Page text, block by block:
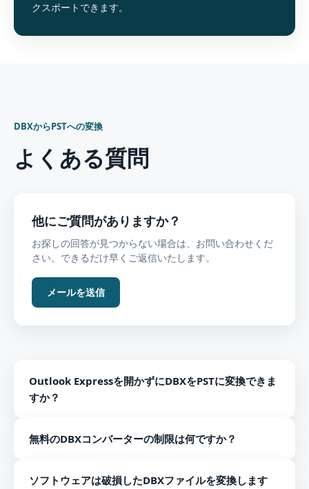
クスポートできます。
DBXからPSTへの変換
よくある質問
他にご質問がありますか？
お探しの回答が見つからない場合は、お問い合わせくだ
さい。できるだけ早くご返信いたします。
メールを送信
Outlook Expressを開かずにDBXをPSTに変換できま
すか？
トをインストールしなくても正常に機能します。
無料のDBXコンバーターの制限は何ですか？
を変換できます。
ソフトウェアは破損したDBXファイルを変換します